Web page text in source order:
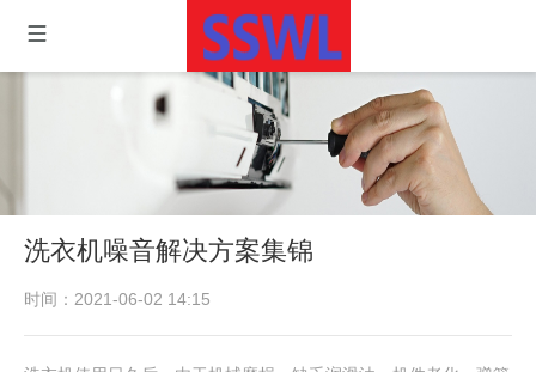
洗衣机噪音解决方案集锦
时间：2021-06-02 14:15